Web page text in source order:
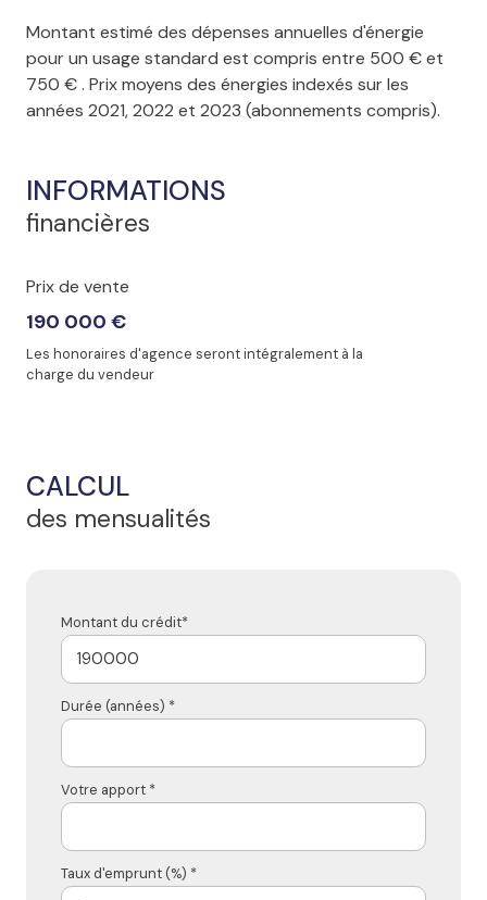
Montant estimé des dépenses annuelles d'énergie
pour un usage standard est compris entre 500 € et
750 € . Prix moyens des énergies indexés sur les
années 2021, 2022 et 2023 (abonnements compris).
INFORMATIONS
financières
Prix de vente
190 000 €
Les honoraires d'agence seront intégralement à la
charge du vendeur
CALCUL
des mensualités
Montant du crédit*
Durée (années) *
Votre apport *
Taux d'emprunt (%) *